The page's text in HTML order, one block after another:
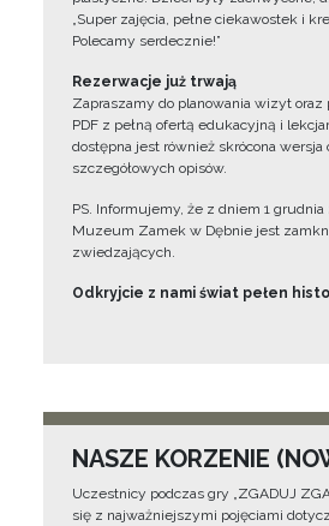
„Super zajęcia, pełne ciekawostek i
Polecamy serdecznie!”
Rezerwacje już trwają
Zapraszamy do planowania wizyt oraz
PDF z pełną ofertą edukacyjną i
dostępna jest również skrócona wersja
szczegółowych opisów.
PS. Informujemy, że z dniem 1 grudnia
Muzeum Zamek w Dębnie jest
zwiedzających.
Odkryjcie z nami świat pełen
NASZE KORZENIE
Uczestnicy podczas gry „ZGADUJ
się z najważniejszymi pojęciami